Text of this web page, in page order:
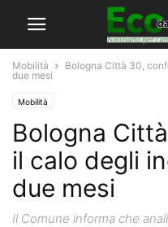
Mobilità
Bologna Città 30,
due mesi
Mobilità
Bologna
il calo degli
due mesi
Il Comune informa che